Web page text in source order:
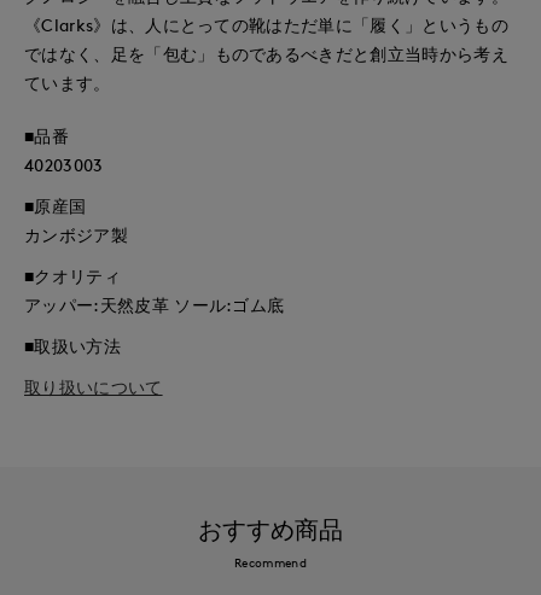
《Clarks》は、人にとっての靴はただ単に「履く」というもの
ではなく、足を「包む」ものであるべきだと創立当時から考え
ています。
■品番
40203003
■原産国
カンボジア製
■クオリティ
アッパー:天然皮革 ソール:ゴム底
■取扱い方法
取り扱いについて
おすすめ商品
Recommend